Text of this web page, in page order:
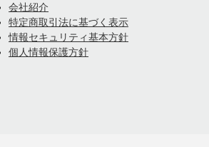
会社紹介
特定商取引法に基づく表示
情報セキュリティ基本方針
個人情報保護方針